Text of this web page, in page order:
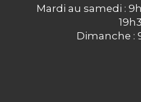
Mardi au samedi :
Dimanche :